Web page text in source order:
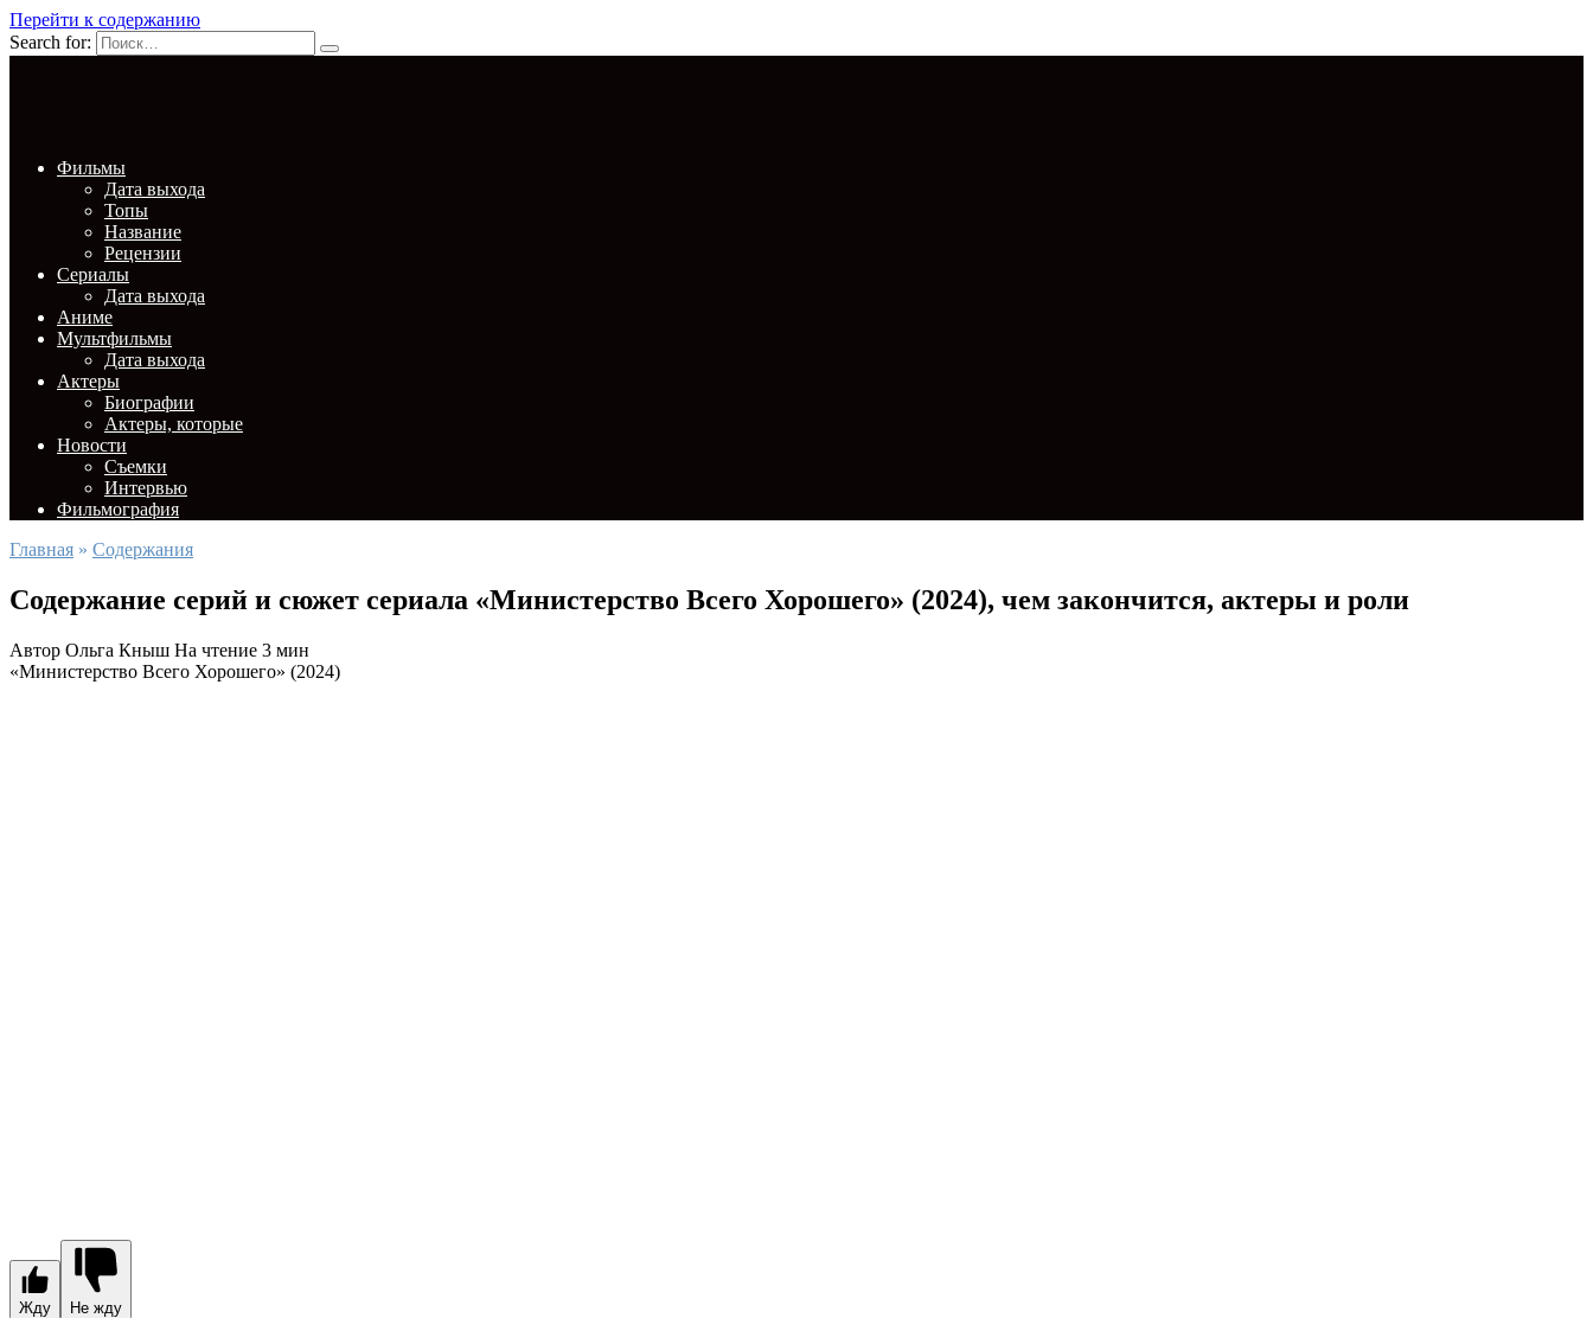
Перейти к содержанию
Search for:
Фильмы
Дата выхода
Топы
Название
Рецензии
Сериалы
Дата выхода
Аниме
Мультфильмы
Дата выхода
Актеры
Биографии
Актеры, которые
Новости
Съемки
Интервью
Фильмография
Главная » Содержания
Содержание серий и сюжет сериала «Министерство Всего Хорошего» (2024), чем закончится, актеры и роли
Автор Ольга Кныш На чтение 3 мин
«Министерство Всего Хорошего» (2024)
Жду Не жду